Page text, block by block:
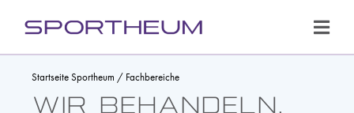
Inhalt
springen
Fachbereiche
Startseite Sportheum / Fachbereiche
Wir behandeln,